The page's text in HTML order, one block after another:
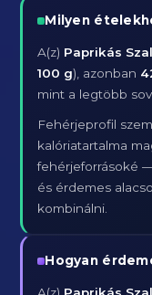
Milyen
A(z) Paprikás
100 g), azonban
mint a legtöbb
Fehérjeprofil
kalóriatartalma
fehérjeforrásoké
és érdemes
kombinálni.
Hogyan